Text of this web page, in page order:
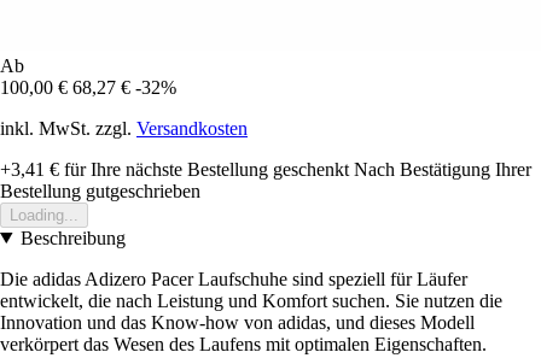
Ab
100,00 € 68,27 € -32%
inkl. MwSt. zzgl. Versandkosten
+3,41 € für Ihre nächste Bestellung geschenkt Nach Bestätigung Ihrer
Bestellung gutgeschrieben
Loading...
Beschreibung
Die adidas Adizero Pacer Laufschuhe sind speziell für Läufer
entwickelt, die nach Leistung und Komfort suchen. Sie nutzen die
Innovation und das Know-how von adidas, und dieses Modell
verkörpert das Wesen des Laufens mit optimalen Eigenschaften.